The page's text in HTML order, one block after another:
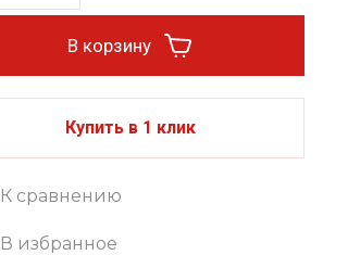
В корзину
Купить в 1 клик
К сравнению
В избранное